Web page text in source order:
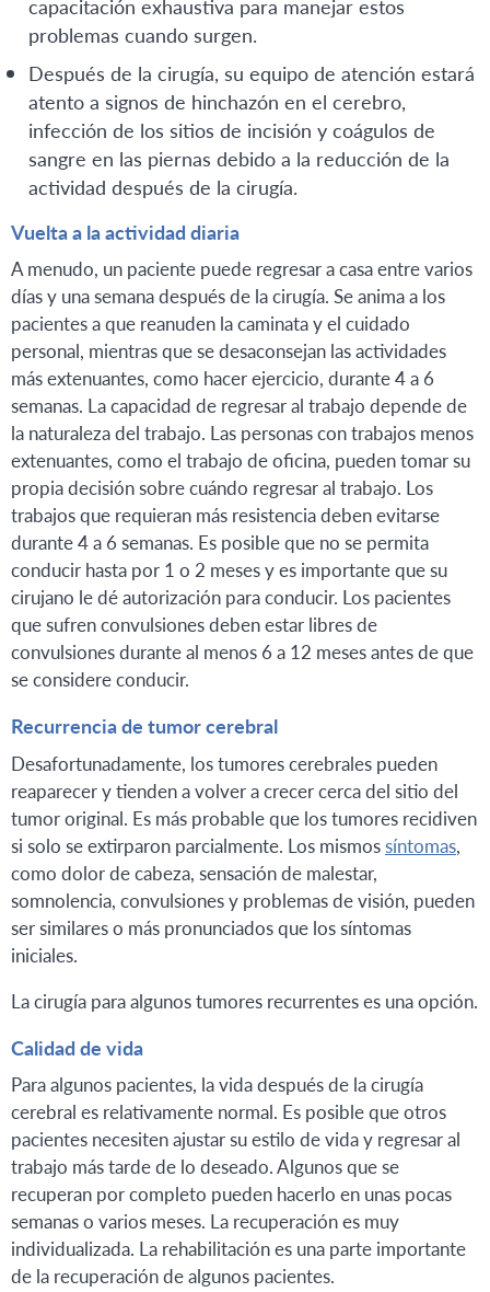
capacitación exhaustiva para manejar estos
problemas cuando surgen.
Después de la cirugía, su equipo de atención estará
atento a signos de hinchazón en el cerebro,
infección de los sitios de incisión y coágulos de
sangre en las piernas debido a la reducción de la
actividad después de la cirugía.
Vuelta a la actividad diaria
A menudo, un paciente puede regresar a casa entre varios
días y una semana después de la cirugía. Se anima a los
pacientes a que reanuden la caminata y el cuidado
personal, mientras que se desaconsejan las actividades
más extenuantes, como hacer ejercicio, durante 4 a 6
semanas. La capacidad de regresar al trabajo depende de
la naturaleza del trabajo. Las personas con trabajos menos
extenuantes, como el trabajo de oficina, pueden tomar su
propia decisión sobre cuándo regresar al trabajo. Los
trabajos que requieran más resistencia deben evitarse
durante 4 a 6 semanas. Es posible que no se permita
conducir hasta por 1 o 2 meses y es importante que su
cirujano le dé autorización para conducir. Los pacientes
que sufren convulsiones deben estar libres de
convulsiones durante al menos 6 a 12 meses antes de que
se considere conducir.
Recurrencia de tumor cerebral
Desafortunadamente, los tumores cerebrales pueden
reaparecer y tienden a volver a crecer cerca del sitio del
tumor original. Es más probable que los tumores recidiven
si solo se extirparon parcialmente. Los mismossíntomas,
como dolor de cabeza, sensación de malestar,
somnolencia, convulsiones y problemas de visión, pueden
ser similares o más pronunciados que los síntomas
iniciales.
La cirugía para algunos tumores recurrentes es una opción.
Calidad de vida
Para algunos pacientes, la vida después de la cirugía
cerebral es relativamente normal. Es posible que otros
pacientes necesiten ajustar su estilo de vida y regresar al
trabajo más tarde de lo deseado. Algunos que se
recuperan por completo pueden hacerlo en unas pocas
semanas o varios meses. La recuperación es muy
individualizada. La rehabilitación es una parte importante
de la recuperación de algunos pacientes.